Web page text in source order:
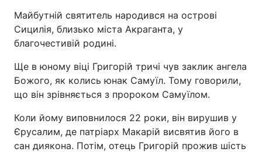
Головна Війна
Україна Політика
Економіка Світ
Майбутній святитель народився на острові
Сицилія, близько міста Акраганта, у
благочестивій родині.
Ще в юному віці Григорій тричі чув заклик ангела
Божого, як колись юнак Самуїл. Тому говорили,
що він зрівняється з пророком Самуїлом.
Коли йому виповнилося 22 роки, він вирушив у
Єрусалим, де патріарх Макарій висвятив його в
сан диякона. Потім, отець Григорій прожив шість